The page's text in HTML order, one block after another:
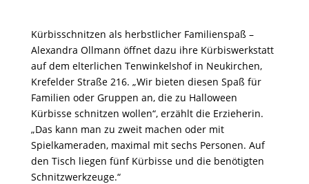
Kürbisschnitzen als herbstlicher Familienspaß –
Alexandra Ollmann öffnet dazu ihre Kürbiswerkstatt
auf dem elterlichen Tenwinkelshof in Neukirchen,
Krefelder Straße 216. „Wir bieten diesen Spaß für
Familien oder Gruppen an, die zu Halloween
Kürbisse schnitzen wollen“, erzählt die Erzieherin.
„Das kann man zu zweit machen oder mit
Spielkameraden, maximal mit sechs Personen. Auf
den Tisch liegen fünf Kürbisse und die benötigten
Schnitzwerkzeuge.“